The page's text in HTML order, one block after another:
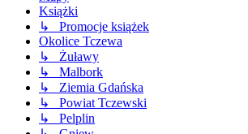
Książki
↳ Promocje książek
Okolice Tczewa
↳ Żuławy
↳ Malbork
↳ Ziemia Gdańska
↳ Powiat Tczewski
↳ Pelplin